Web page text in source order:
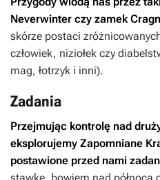
Neverwinter czy zamek
skórze postaci
człowiek, niziołek czy
mag, łotrzyk i inni).
Zadania
Przejmując kontrolę nad
eksplorujemy Zapomniane
postawione przed nami